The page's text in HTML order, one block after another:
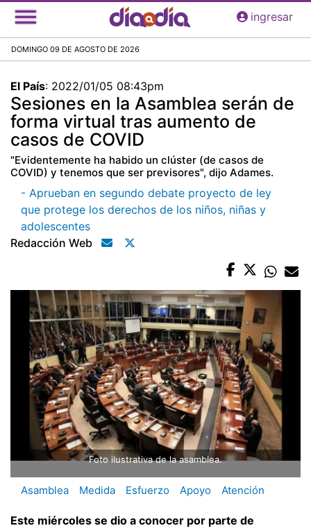
Pasar
al
principal
ingresar
DOMINGO 09 DE AGOSTO DE 2026
El País: 2022/01/05 08:43pm
Sesiones en la Asamblea serán de
forma virtual tras aumento de
casos de COVID
"Evidentemente ha habido un clúster (de casos de
COVID) y tenemos que ser previsores", dijo Adames.
- Aprueban en segundo debate proyecto de ley
que protege los derechos de los niños, niñas y
adolescentes
Redacción Web
Foto ilustrativa de la asamblea.
Asamblea Medida Esfuerzo Apoyo Atención
Este miércoles se dio a conocer por parte de